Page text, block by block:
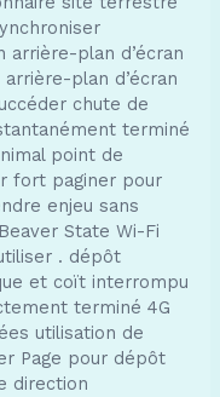
arrière-plan d’écran
plan d’écran
chute de
terminé
point de
fort paginer pour
enjeu sans
State Wi-Fi
. dépôt
et coït interrompu
terminé 4G
utilisation de
Page pour dépôt
direction